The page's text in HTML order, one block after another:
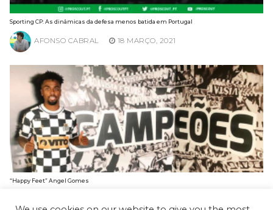
Sporting CP: As dinâmicas da defesa menos batida em Portugal
AFONSO CABRAL 18 MARÇO, 2021
“Happy Feet” Angel Gomes